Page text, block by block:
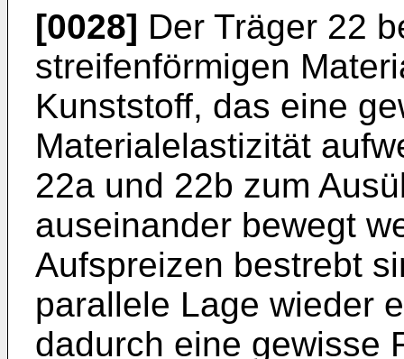
[0028] Der Träger 22
streifenförmigen
Kunststoff, das eine
Materialelastizität
22a und 22b zum
auseinander bewegt
Aufspreizen bestrebt
parallele Lage wieder
dadurch eine gewisse